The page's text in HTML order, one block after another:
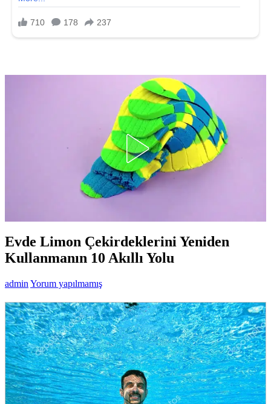
Evde Limon Çekirdeklerini Yeniden
Kullanmanın 10 Akıllı Yolu
admin Yorum yapılmamış